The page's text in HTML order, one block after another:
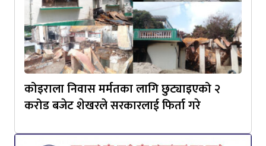
कोइराला निवास मर्मतका लागि छुट्याइएको २
करोड बजेट शेखरले सरकारलाई फिर्ता गरे